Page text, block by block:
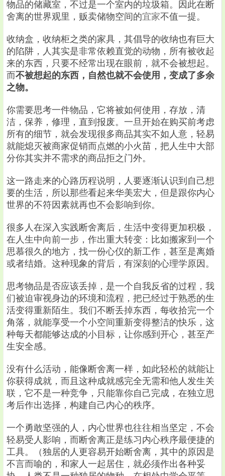
物品的储藏室，不过是一个室内的垃圾箱。因此在断
舍离的世界观里，贩卖储物空间的宜家不值一提。
收纳盒，收纳柜之类的家具，其倡导的收纳也有巨大
的陷阱，人其实是非常依赖直觉的动物，所有被收起
来的东西，只要不经常出现在眼前，就不会被想起。
而不被想起的东西，自然也就不会使用，变成了多余
之物。
你需要思考一件物品，它将被如何使用，存放，清
洁，保养，修理，直到报废。一旦开始在购买前考虑
所有的细节，就会发现很多商品其实不如人意，轻易
就能熄灭被商家促销而点燃的小火苗，把人生中大部
分你其实并不需求的商品拒之门外。
这一路走来的心路历程说明，人要逐渐认识到自己想
要的生活，所以那些看起来华美宏大，但是跟你内心
世界的不符因素就再也不会影响到你。
很多人在深入实践断舍离后，生活中变得更加积极，
在人生中向前一步，作出重大转变：比如搬家到一个
思慕很久的地方，找一份心仪的新工作，甚至是离婚
或者结婚。这种现象的背后，有深刻的心理学原因。
思考物品是否应该丢掉，是一个自我反省的过程，我
们被迫审视身边的环境和流程，把已经过于熟悉的生
活变得重新陌生。我们不断丢掉东西，每收拾完一个
角落，就能享受一个小空间重新变得整洁的快乐，这
种每天都能够达成的小目标，让你感到开心，甚至产
生安全感。
没有什么活动，能像断舍离一样，如此轻松的就能让
你获得成就，而且这种成就感完全无需和他人发生关
联，它不是一种竞争，只能靠你自己完成，在独立思
考后作出选择，构建自己内心的秩序。
一个勇敢坚强的人，内心世界也往往相当坚定，不会
轻易受人影响，而断舍离正是练习内心秩序最便捷的
工具。（独居的人更容易开始断舍离，其中的原因是
不言而喻的，和家人一起居住，就必须作出各种妥